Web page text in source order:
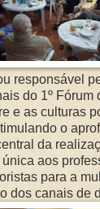
do 1º Fórum
e as culturas
o
da
aos
para a
dos canais de